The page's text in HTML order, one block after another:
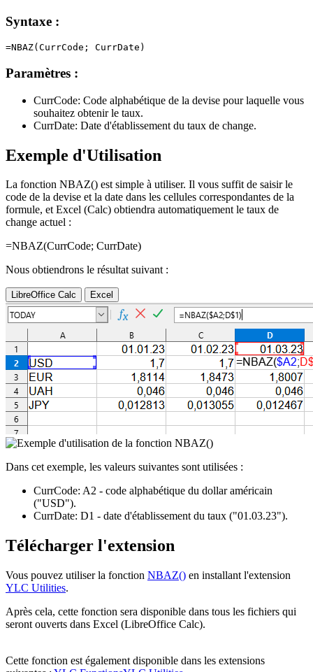
Syntaxe :
Paramètres :
CurrCode: Code alphabétique de la devise pour laquelle vous
souhaitez obtenir le taux.
CurrDate: Date d'établissement du taux de change.
Exemple d'Utilisation
La fonction NBAZ() est simple à utiliser. Il vous suffit de saisir le
code de la devise et la date dans les cellules correspondantes de la
formule, et Excel (Calc) obtiendra automatiquement le taux de
change actuel :
=NBAZ(CurrCode; CurrDate)
Nous obtiendrons le résultat suivant :
LibreOffice Calc Excel
Dans cet exemple, les valeurs suivantes sont utilisées :
CurrCode: A2 - code alphabétique du dollar américain
("USD").
CurrDate: D1 - date d'établissement du taux ("01.03.23").
Télécharger l'extension
Vous pouvez utiliser la fonction NBAZ() en installant l'extension
YLC Utilities.
Après cela, cette fonction sera disponible dans tous les fichiers qui
seront ouverts dans Excel (LibreOffice Calc).
Cette fonction est également disponible dans les extensions